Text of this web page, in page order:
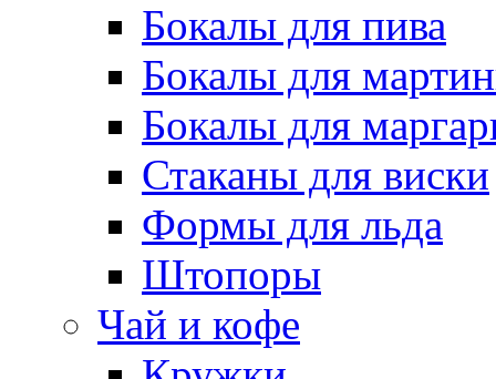
Бокалы для пива
Бокалы для
Бокалы для
Стаканы для виски
Формы для льда
Штопоры
Чай и кофе